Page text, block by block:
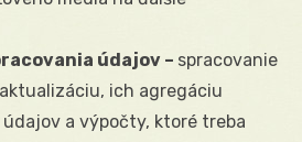
údajov – spracovanie
ich agregáciu
údajov a výpočty, ktoré treba